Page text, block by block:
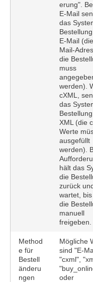
erung".
E-Mail
das
E-Mail
Mail-
die
muss
werden).
cXML,
das
XML (die
Werte
ausgefüllt
werden).
hält das
die
zurück
wartet, bis
die
manuell
freigeben.
Method
e für
Bestell
änderu
ngen
Mögliche
sind "E-
"cxml",
oder